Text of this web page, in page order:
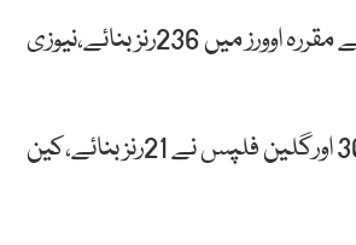
راولپنڈی میں کھیلے جارہے میچ میں بنگلہ دیش نے پہلے بیٹنگ کرتے ہوئے مقررہ اوورز میں 236رنز بنائے،نیوزی
نیوزی لینڈ کے رچن روندرا112رنز بنا کر نمایاں رہے،ٹام لیتھم 55،ڈیون کانوے30 اورگلین فلپس نے 21رنز بنائے،کین